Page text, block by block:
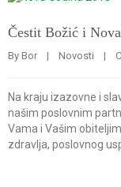
Čestit Božić i
By Bor | Novosti |
Na kraju izazovne i
našim poslovnim
Vama i Vašim
zdravlja, poslovnog